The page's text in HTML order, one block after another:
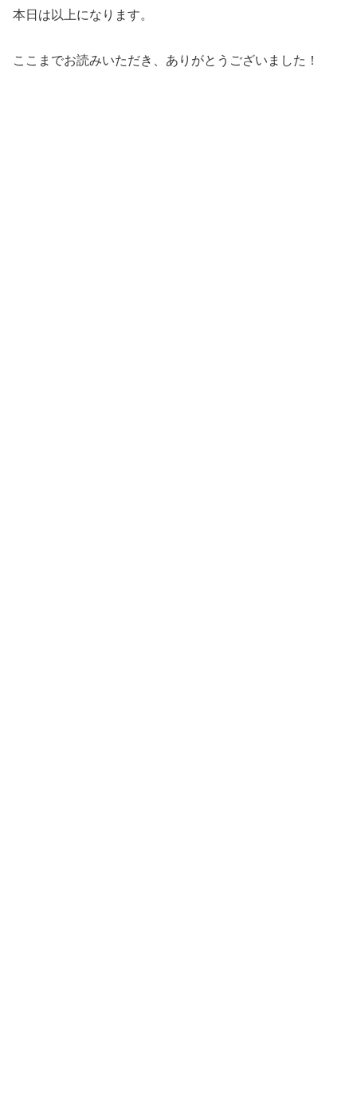
本日は以上になります。
ここまでお読みいただき、ありがとうございました！